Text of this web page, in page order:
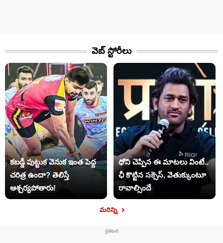
వెబ్ స్టోరీలు​
కబడ్డీ పుట్టుక వెనుక ఇంత పెద్ద
చరిత్ర ఉందా? తెలిస్తే
ఆశ్చర్యపోతారు!
ధోని చెప్పిన ఈ మాటలు వింటే..
ఛీ కొట్టిన సక్సెస్, వెతుక్కుంటూ
రావాల్సిందే
మరిన్ని